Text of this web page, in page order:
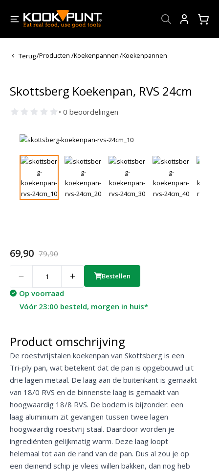
Terug/Producten /Koekenpannen/Koekenpannen
Skottsberg Koekenpan, RVS 24cm
• 0 beoordelingen
69,90 79,90
Bestellen
Op voorraad
Vóór 23:00 besteld, morgen in huis*
Product omschrijving
De roestvrijstalen koekenpan van Skottsberg is een
Tri-ply pan, wat betekent dat de pan is opgebouwd uit
drie lagen metaal. De laag aan de buitenkant is gemaakt
van 18/0 RVS en de binnenste laag is gemaakt van
hoogwaardig 18/8 RVS. De bodem is bijzonder: een
laag aluminium zit gevangen tussen twee lagen
hoogwaardig roestvrij staal. Daardoor worden je
ingrediënten gelijkmatig warm. Deze laag loopt
helemaal tot aan de rand van de pan. Dus al zou je op
een deinend schip je vlees willen bakken, dan nog heb